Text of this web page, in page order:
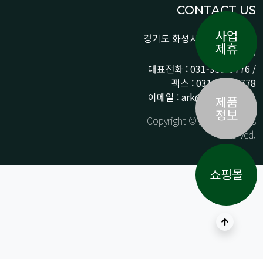
CONTACT US
경기도 화성시 향남읍 상신로
290-13
대표전화 : 031-359-9776 /
팩스 : 031-359-9778
이메일 : ark@arkpnp.com
Copyright © ARK All Rights
Reserved.
상단으로
사업
제휴
제품
정보
쇼핑몰